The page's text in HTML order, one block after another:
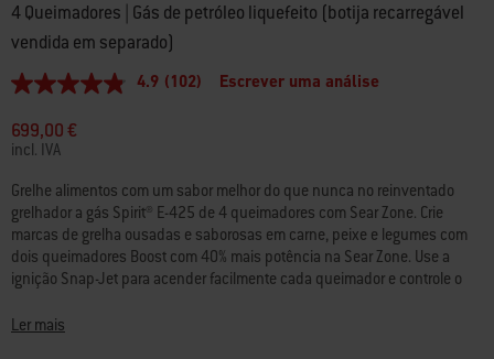
4 Queimadores | Gás de petróleo liquefeito (botija recarregável
vendida em separado)
4.9
5
estrelas,
valor
médio
de
classificação.
Read
102
Reviews.
Link
a
mesma
4.9 (102) Escrever uma análise
699,00 €
incl. IVA
Grelhe alimentos com um sabor melhor do que nunca no reinventado
grelhador a gás Spirit® E-425 de 4 queimadores com Sear Zone. Crie
marcas de grelha ousadas e saborosas em carne, peixe e legumes com
dois queimadores Boost com 40% mais potência na Sear Zone. Use a
ignição Snap-Jet para acender facilmente cada queimador e controle o
mais altas às mais baixas e todas as outras variações. Tire o máximo
Ler mais